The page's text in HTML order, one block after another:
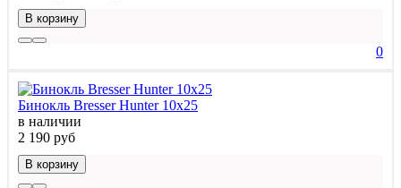
В корзину
0
Бинокль Bresser Hunter 10x25
в наличии
2 190 руб
В корзину